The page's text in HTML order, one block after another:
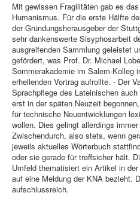
Mit gewissen Fragilitäten gab es
Humanismus. Für die erste Hälfte
der Gründungsherausgeber der
sehr dankenswerte Sisyphosarbeit
ausgreifenden Sammlung geleistet
gefördert, was Prof. Dr. Michael
Sommerakademie im Salem-Kolleg
erhellenden Vortrag aufrollte. - Der
Sprachpflege des Lateinischen
erst in der späten Neuzeit
für technische Neuentwicklungen
wollen. Dies gelingt allerdings
Zwischendurch, also stets, wenn
jeweils aktuelles Wörterbuch
oder sie gerade für treffsicher hält.
Umfeld thematisiert ein Artikel in
auf eine Meldung der KNA bezieht.
aufschlussreich.